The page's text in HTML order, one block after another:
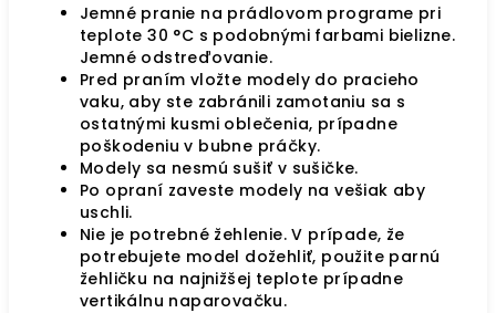
Jemné pranie na prádlovom programe pri
teplote 30 °C s podobnými farbami bielizne.
Jemné odstreďovanie.
Pred praním vložte modely do pracieho
vaku, aby ste zabránili zamotaniu sa s
ostatnými kusmi oblečenia, prípadne
poškodeniu v bubne práčky.
Modely sa nesmú sušiť v sušičke.
Po opraní zaveste modely na vešiak aby
uschli.
Nie je potrebné žehlenie. V prípade, že
potrebujete model dožehliť, použite parnú
žehličku na najnižšej teplote prípadne
vertikálnu naparovačku.